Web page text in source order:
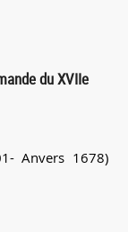
du XVIIe
Anvers 1678)